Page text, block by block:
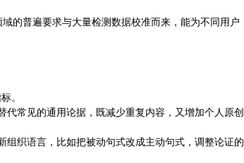
的普遍要求与大量检测数据校准而来，能为不同用户
。
常见的通用论据，既减少重复内容，又增加个人原创
织语言，比如把被动句式改成主动句式，调整论证的